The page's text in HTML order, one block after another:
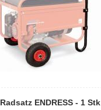
Radsatz ENDRESS - 1 Stk